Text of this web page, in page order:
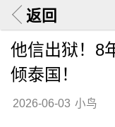
返回
他信出狱！8
倾泰国！
2026-06-03 小鸟